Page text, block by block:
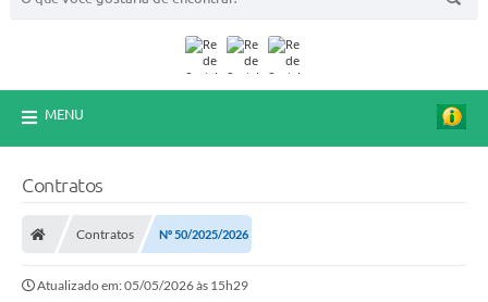
MENU
Contratos
Contratos Nº 50/2025/2026
Atualizado em: 05/05/2026 às 15h29